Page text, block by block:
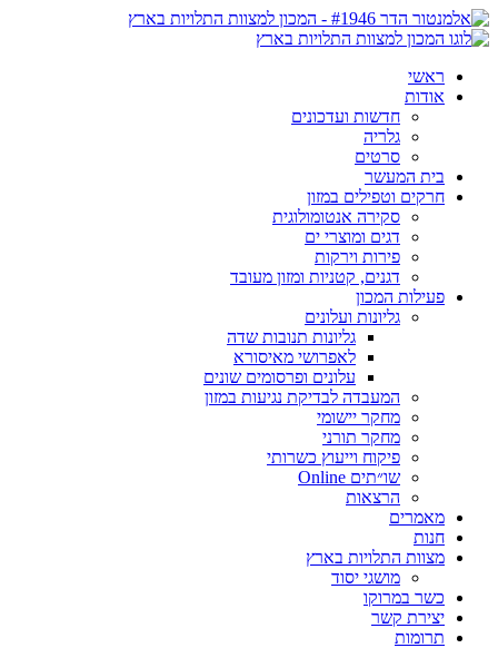
ראשי
אודות
חדשות ועדכונים
גלריה
סרטים
בית המעשר
חרקים וטפילים במזון
סקירה אנטומולוגית
דגים ומוצרי ים
פירות וירקות
דגנים, קטניות ומזון מעובד
פעילות המכון
גליונות ועלונים
גליונות תנובות שדה
לאפרושי מאיסורא
עלונים ופרסומים שונים
המעבדה לבדיקת נגיעות במזון
מחקר יישומי
מחקר תורני
פיקוח וייעוץ כשרותי
שו״תים Online
הרצאות
מאמרים
חנות
מצוות התלויות בארץ
מושגי יסוד
כשר במרוקו
יצירת קשר
תרומות